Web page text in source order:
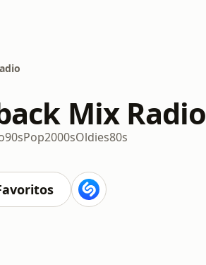
Mix Radio
90sPop2000sOldies80s